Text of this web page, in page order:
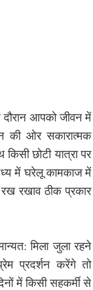
आपको जीवन में
की ओर सकारात्मक
छोटी यात्रा पर
में घरेलू कामकाज में
रखाव ठीक प्रकार
मिला जुला रहने
प्रदर्शन करेंगे तो
में किसी सहकर्मी से